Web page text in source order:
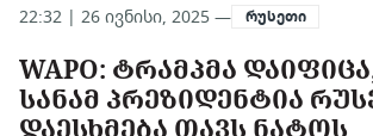
22:32 | 26 ივნისი, 2025 — რუსეთი
WAPO: ᲢᲠᲐᲛᲞᲛᲐ
ᲡᲐᲜᲐᲛ ᲞᲠᲔᲖᲘᲓᲔᲜᲢᲘᲐ
ᲓᲐᲔᲡᲮᲛᲔᲑᲐ ᲗᲐᲕᲡ ᲜᲐᲢᲝᲡ